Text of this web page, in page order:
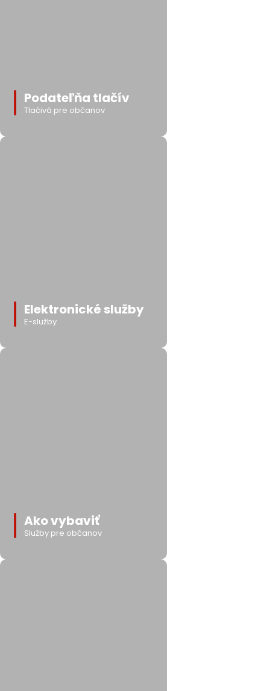
Podateľňa tlačív
Tlačivá pre občanov
Elektronické služby
E-služby
Ako vybaviť
Služby pre občanov